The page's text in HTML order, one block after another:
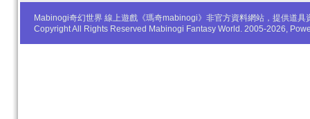
Mabinogi奇幻世界 線上遊戲《瑪奇mabinogi》非官方資料網站，提供道
Copyright All Rights Reserved Mabinogi Fantasy World. 2005-2026,